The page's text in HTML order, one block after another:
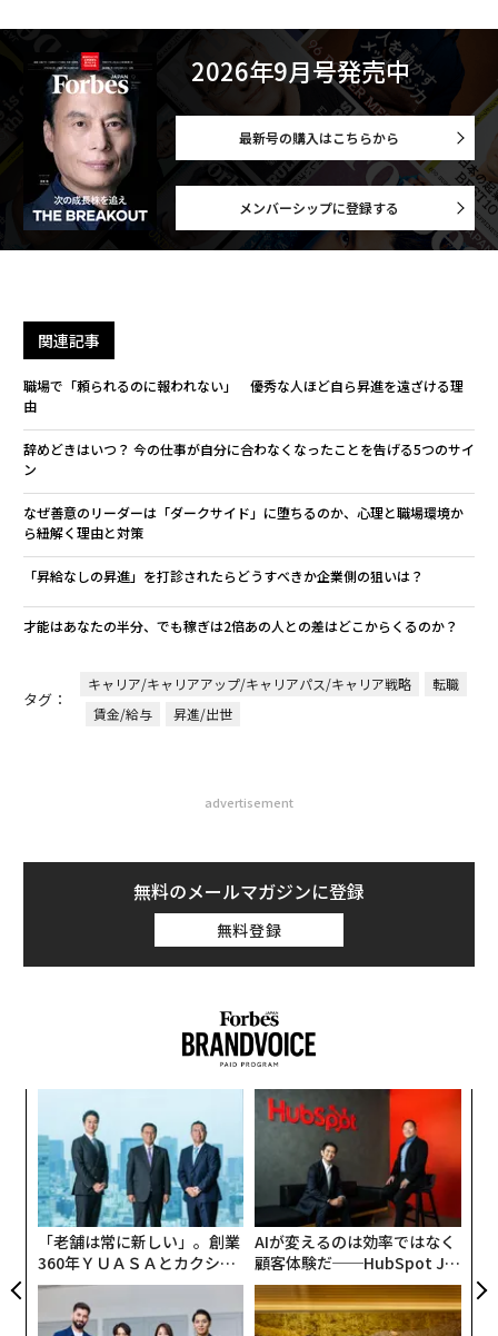
2026年9月号発売中
最新号の購入はこちらから
メンバーシップに登録する
関連記事
職場で「頼られるのに報われない」 優秀な人ほど自ら昇進を遠ざける理
由
辞めどきはいつ？ 今の仕事が自分に合わなくなったことを告げる5つのサイ
ン
なぜ善意のリーダーは「ダークサイド」に堕ちるのか、心理と職場環境か
ら紐解く理由と対策
「昇給なしの昇進」を打診されたらどうすべきか――企業側の狙いは？
才能はあなたの半分、でも稼ぎは2倍――あの人との差はどこからくるのか？
タグ：
キャリア/キャリアアップ/キャリアパス/キャリア戦略
転職
賃金/給与
昇進/出世
advertisement
無料のメールマガジンに登録
無料登録
「老舗は常に新しい」。創業
360年ＹＵＡＳＡとカクシン
CEO田尻望が語る、AIを超え
る人の価値
AIが変えるのは効率ではなく
顧客体験だ──HubSpot Ja
panが語る「Grow Better」
な組織のつくり方